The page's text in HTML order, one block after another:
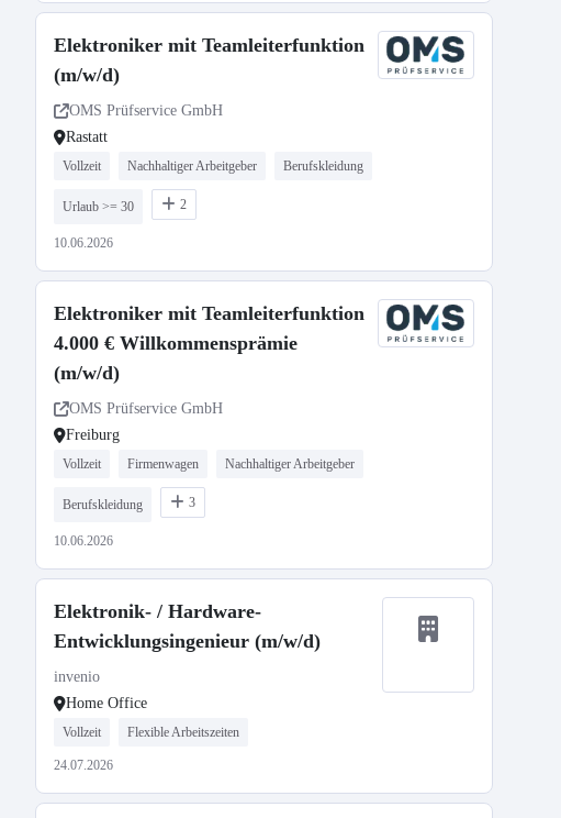
Elektroniker mit Teamleiterfunktion
(m/w/d)
OMS Prüfservice GmbH
Rastatt
Vollzeit Nachhaltiger Arbeitgeber Berufskleidung
Urlaub >= 30 2
10.06.2026
Elektroniker mit Teamleiterfunktion
4.000 € Willkommensprämie
(m/w/d)
OMS Prüfservice GmbH
Freiburg
Vollzeit Firmenwagen Nachhaltiger Arbeitgeber
Berufskleidung 3
10.06.2026
Elektronik- / Hardware-
Entwicklungsingenieur (m/w/d)
invenio
Home Office
Vollzeit Flexible Arbeitszeiten
24.07.2026